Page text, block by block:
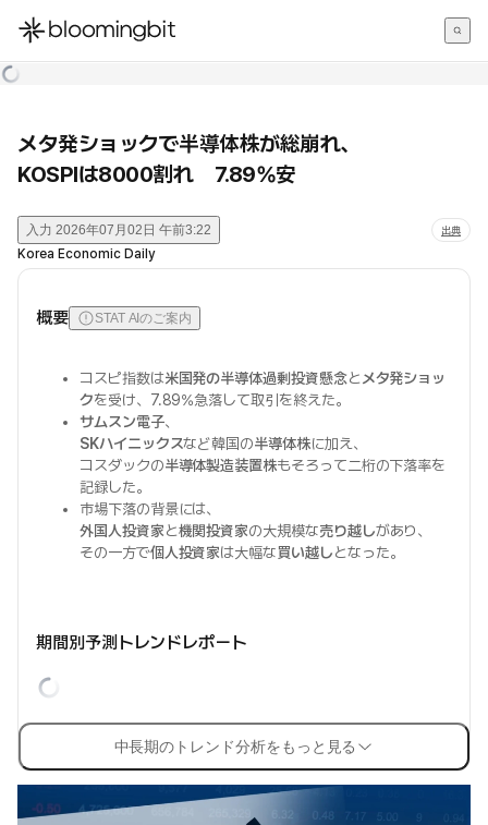
한국어
メタ発ショックで半導体株が総崩れ、
KOSPIは8000割れ 7.89%安
入力 2026年07月02日 午前3:22 出典
Korea Economic Daily
概要 STAT AIのご案内
コスピ指数は米国発の半導体過剰投資懸念とメタ発ショッ
クを受け、7.89%急落して取引を終えた。
サムスン電子、
SKハイニックスなど韓国の半導体株に加え、
コスダックの半導体製造装置株もそろって二桁の下落率を
記録した。
市場下落の背景には、
外国人投資家と機関投資家の大規模な売り越しがあり、
その一方で個人投資家は大幅な買い越しとなった。
期間別予測トレンドレポート
中長期のトレンド分析をもっと見る